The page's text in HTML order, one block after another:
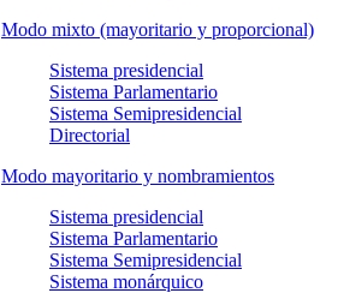
Modo mixto (mayoritario y proporcional)
Sistema presidencial
Sistema Parlamentario
Sistema Semipresidencial
Directorial
Modo mayoritario y nombramientos
Sistema presidencial
Sistema Parlamentario
Sistema Semipresidencial
Sistema monárquico